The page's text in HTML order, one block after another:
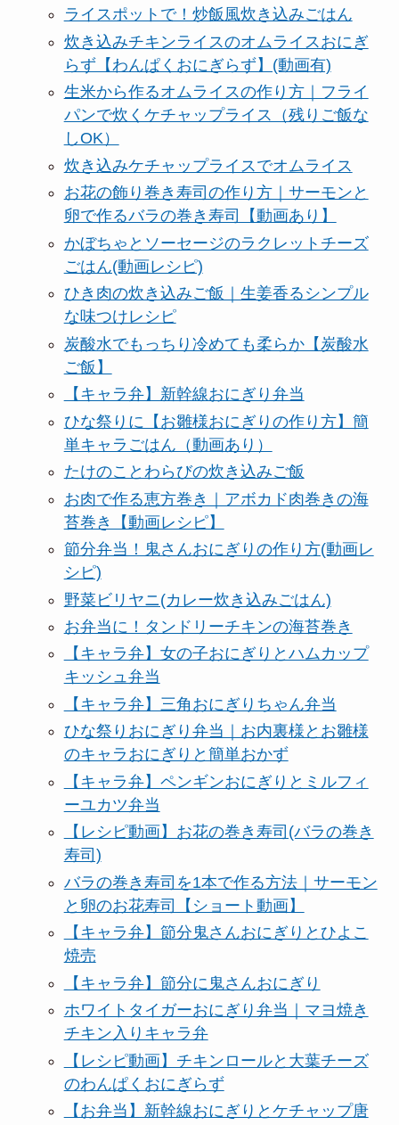
ライスポットで！炒飯風炊き込みごはん
炊き込みチキンライスのオムライスおにぎ
らず【わんぱくおにぎらず】(動画有)
生米から作るオムライスの作り方｜フライ
パンで炊くケチャップライス（残りご飯な
しOK）
炊き込みケチャップライスでオムライス
お花の飾り巻き寿司の作り方｜サーモンと
卵で作るバラの巻き寿司【動画あり】
かぼちゃとソーセージのラクレットチーズ
ごはん(動画レシピ)
ひき肉の炊き込みご飯｜生姜香るシンプル
な味つけレシピ
炭酸水でもっちり冷めても柔らか【炭酸水
ご飯】
【キャラ弁】新幹線おにぎり弁当
ひな祭りに【お雛様おにぎりの作り方】簡
単キャラごはん（動画あり）
たけのことわらびの炊き込みご飯
お肉で作る恵方巻き｜アボカド肉巻きの海
苔巻き【動画レシピ】
節分弁当！鬼さんおにぎりの作り方(動画レ
シピ)
野菜ビリヤニ(カレー炊き込みごはん)
お弁当に！タンドリーチキンの海苔巻き
【キャラ弁】女の子おにぎりとハムカップ
キッシュ弁当
【キャラ弁】三角おにぎりちゃん弁当
ひな祭りおにぎり弁当｜お内裏様とお雛様
のキャラおにぎりと簡単おかず
【キャラ弁】ペンギンおにぎりとミルフィ
ーユカツ弁当
【レシピ動画】お花の巻き寿司(バラの巻き
寿司)
バラの巻き寿司を1本で作る方法｜サーモン
と卵のお花寿司【ショート動画】
【キャラ弁】節分鬼さんおにぎりとひよこ
焼売
【キャラ弁】節分に鬼さんおにぎり
ホワイトタイガーおにぎり弁当｜マヨ焼き
チキン入りキャラ弁
【レシピ動画】チキンロールと大葉チーズ
のわんぱくおにぎらず
【お弁当】新幹線おにぎりとケチャップ唐